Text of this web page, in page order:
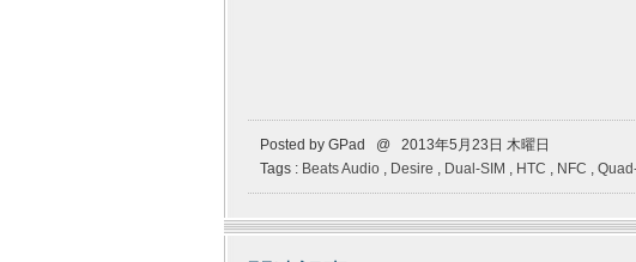
Posted by GPad @ 2013年5月23日 木曜日
Tags : Beats Audio , Desire , Dual-SIM , HTC , NFC ,